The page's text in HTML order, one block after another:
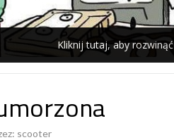
Kliknij tutaj, aby rozwinąć
scooter